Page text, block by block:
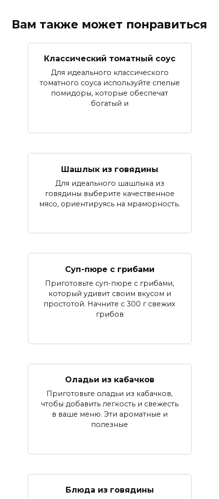
Вам также может понравиться
Классический томатный соус
Для идеального классического
томатного соуса используйте спелые
помидоры, которые обеспечат
богатый и
Шашлык из говядины
Для идеального шашлыка из
говядины выберите качественное
мясо, ориентируясь на мраморность.
Суп-пюре с грибами
Приготовьте суп-пюре с грибами,
который удивит своим вкусом и
простотой. Начните с 300 г свежих
грибов
Оладьи из кабачков
Приготовьте оладьи из кабачков,
чтобы добавить легкость и свежесть
в ваше меню. Эти ароматные и
полезные
Блюда из говядины